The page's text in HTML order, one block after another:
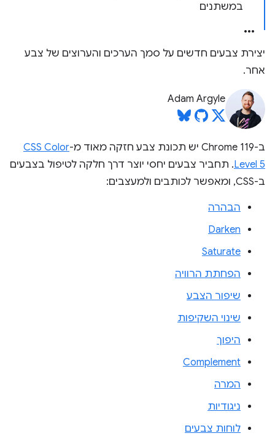
במשתנים
יצירת צבעים חדשים על סמך הערכים והערוצים של צבע
אחר.
Adam Argyle
ב-Chrome 119 יש תכונת צבע חזקה מאוד מ-
CSS Color
Level 5. תחביר צבעים יחסי יוצר דרך חלקה לטיפול בצבעים
ב-CSS, ומאפשר לכותבים ולמעצבים:
הבהרה
Darken
Saturate
הפחתת הרוויה
שיפור הצבע
שינוי השקיפות
היפוך
Complement
המרה
ניגודיות
לוחות צבעים